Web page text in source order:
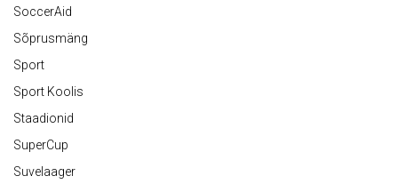
SoccerAid
Sõprusmäng
Sport
Sport Koolis
Staadionid
SuperCup
Suvelaager